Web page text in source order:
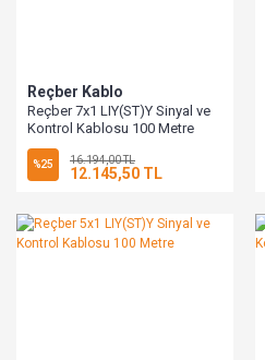
Reçber Kablo
Reçber 7x1 LIY(ST)Y Sinyal ve
Kontrol Kablosu 100 Metre
%25 16.194,00 TL
12.145,50 TL